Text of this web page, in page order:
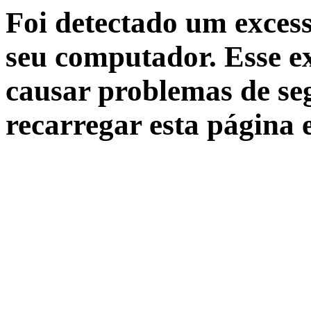
Foi detectado um
seu computador. Esse
causar problemas de
recarregar esta página